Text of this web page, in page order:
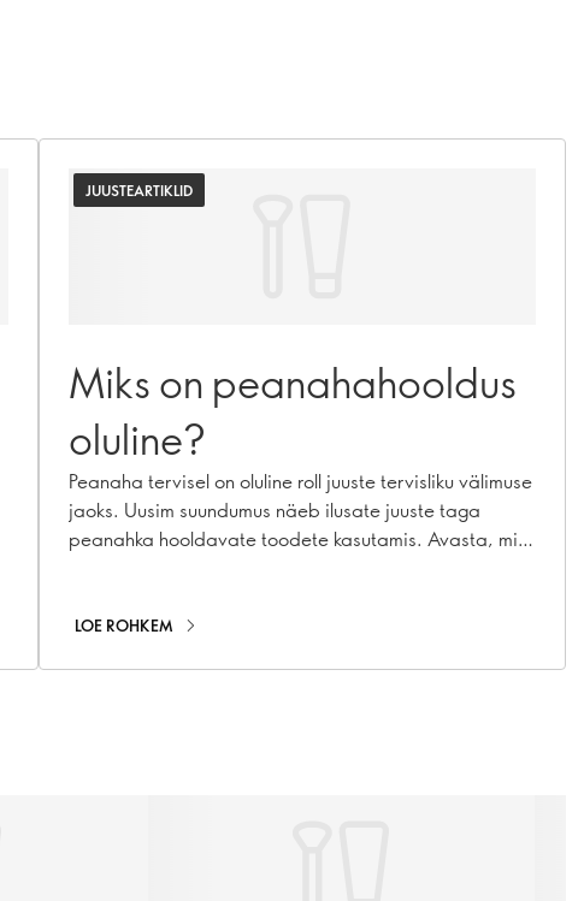
JUUSTEARTIKLID
Miks on peanahahooldus
oluline?
Peanaha tervisel on oluline roll juuste tervisliku välimuse
jaoks. Uusim suundumus näeb ilusate juuste taga
peanahka hooldavate toodete kasutamis. Avasta, miks
LOE ROHKEM